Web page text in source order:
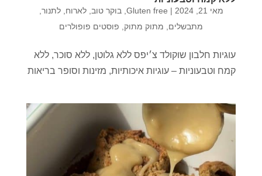
מאי 21, 2024 |
Gluten free בוקר טוב ,לארוח ,לתנור
מתבשלים
מתוק מתוק פוסטים פופולרים
עוגיות חלבון שוקולד צ׳יפס ללא גלוטן, ללא סוכר, ללא
קמח וטבעוניות – עוגיות איכותיות, מזינות וסופר בריאות